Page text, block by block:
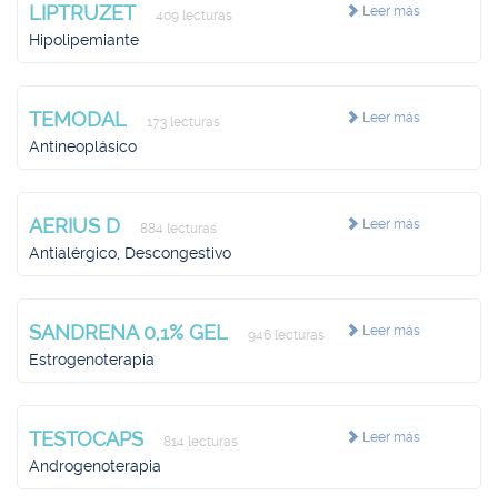
Leer más
LIPTRUZET 409 lecturas
Hipolipemiante
Leer más
TEMODAL 173 lecturas
Antineoplásico
Leer más
AERIUS D 884 lecturas
Antialérgico, Descongestivo
Leer más
SANDRENA 0,1% GEL 946 lecturas
Estrogenoterapia
Leer más
TESTOCAPS 814 lecturas
Androgenoterapia